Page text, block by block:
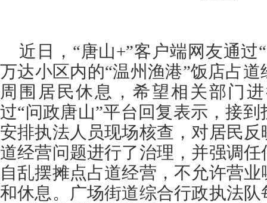
近日，“唐山+”客户端网友通过
万达小区内的“温州渔港”饭店占
周围居民休息，希望相关部门
过“问政唐山”平台回复表示，接
安排执法人员现场核查，对居民
道经营问题进行了治理，并强调
自乱摆摊点占道经营，不允许营
和休息。广场街道综合行政执法